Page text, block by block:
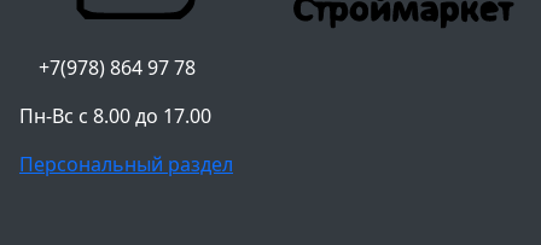
+7(978) 864 97 78
Пн-Вс с 8.00 до 17.00
Персональный раздел